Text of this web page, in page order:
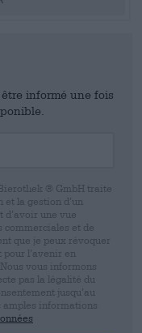
informé une fois
® GmbH traite
la gestion d’un
d’avoir une vue
commerciales et de
que je peux révoquer
l’avenir en
vous informons
pas la légalité du
jusqu’au
informations